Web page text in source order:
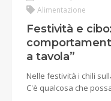
Alimentazione
Festività e
a tavola”
Nelle festività i chili
C'è qualcosa che